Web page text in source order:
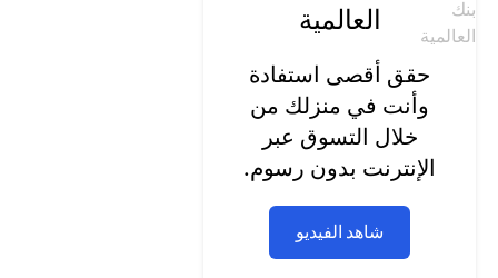
العالمية
حقق أقصى استفادة
وأنت في منزلك من
خلال التسوق عبر
الإنترنت بدون رسوم.
شاهد الفيديو